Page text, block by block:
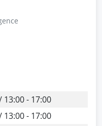
13:00 - 17:00
13:00 - 17:00